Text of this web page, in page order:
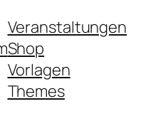
Veranstaltungen
Shop
Vorlagen
Themes